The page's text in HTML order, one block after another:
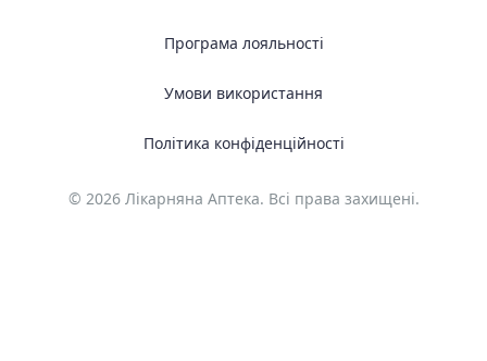
© 2026 Лікарняна Аптека. Всі права захищені.
Програма лояльності
Умови використання
Політика конфіденційності